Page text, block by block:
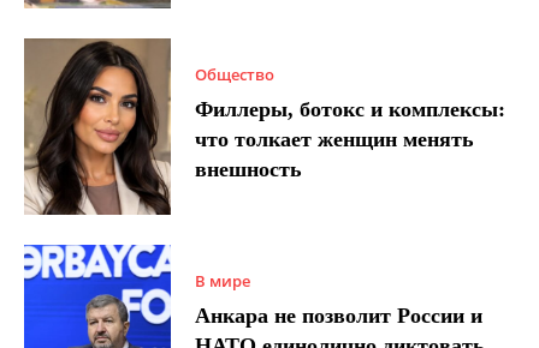
Общество
Филлеры, ботокс и комплексы:
что толкает женщин менять
внешность
В мире
Анкара не позволит России и